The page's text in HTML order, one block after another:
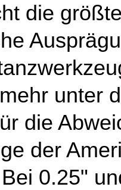
die
unter
die
der
0.25"